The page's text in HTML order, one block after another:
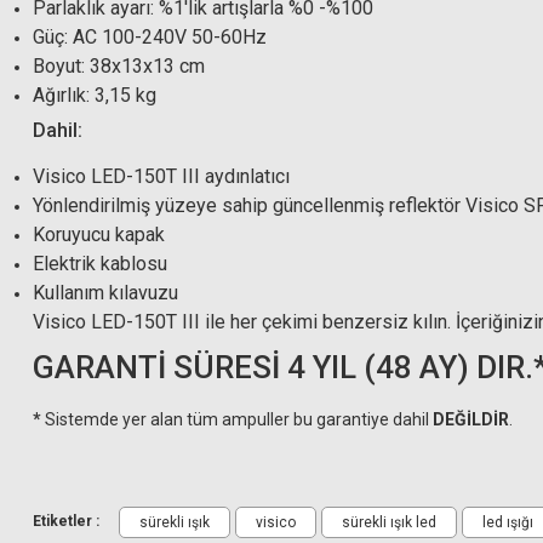
Parlaklık ayarı: %1'lik artışlarla %0 -%100
Güç: AC 100-240V 50-60Hz
Boyut: 38x13x13 cm
Ağırlık: 3,15 kg
Dahil:
Visico LED-150T III aydınlatıcı
Yönlendirilmiş yüzeye sahip güncellenmiş reflektör Visico
Koruyucu kapak
Elektrik kablosu
Kullanım kılavuzu
Visico LED-150T III ile her çekimi benzersiz kılın.
GARANTİ SÜRESİ 4 YIL (48 AY) DIR.
*Sistemde yer alan tüm ampuller bu garantiye dahil DEĞİLDİR
Etiketler : sürekli ışık visico sürekli ışık led led ışığı